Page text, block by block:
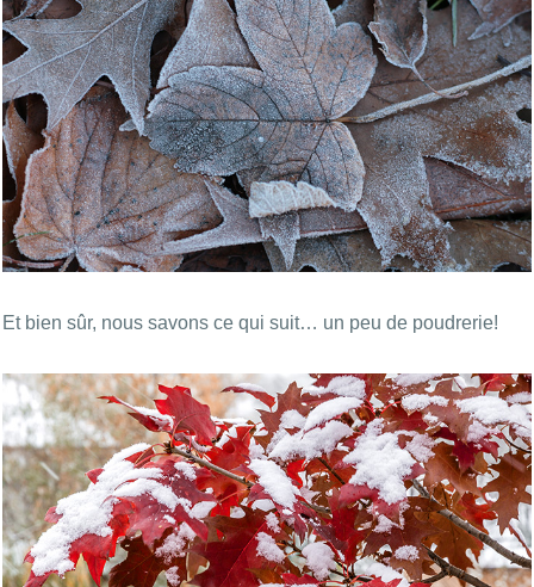
Et bien sûr, nous savons ce qui suit… un peu de poudrerie!